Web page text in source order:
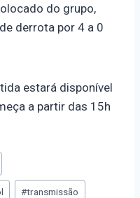
do grupo,
derrota por 4 a 0
estará disponível
a partir das 15h
#transmissão